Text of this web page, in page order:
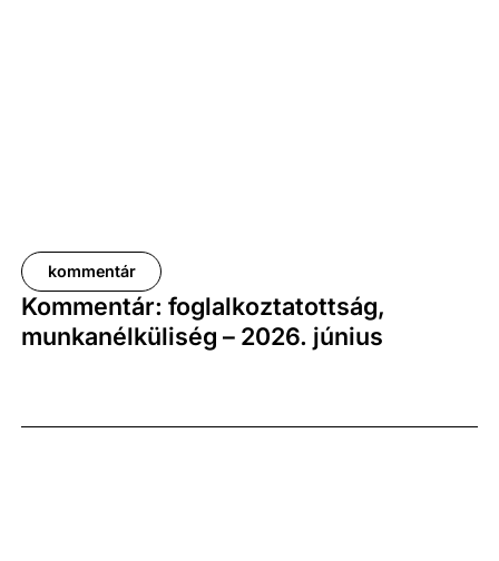
kommentár
Kommentár: foglalkoztatottság,
munkanélküliség – 2026. június